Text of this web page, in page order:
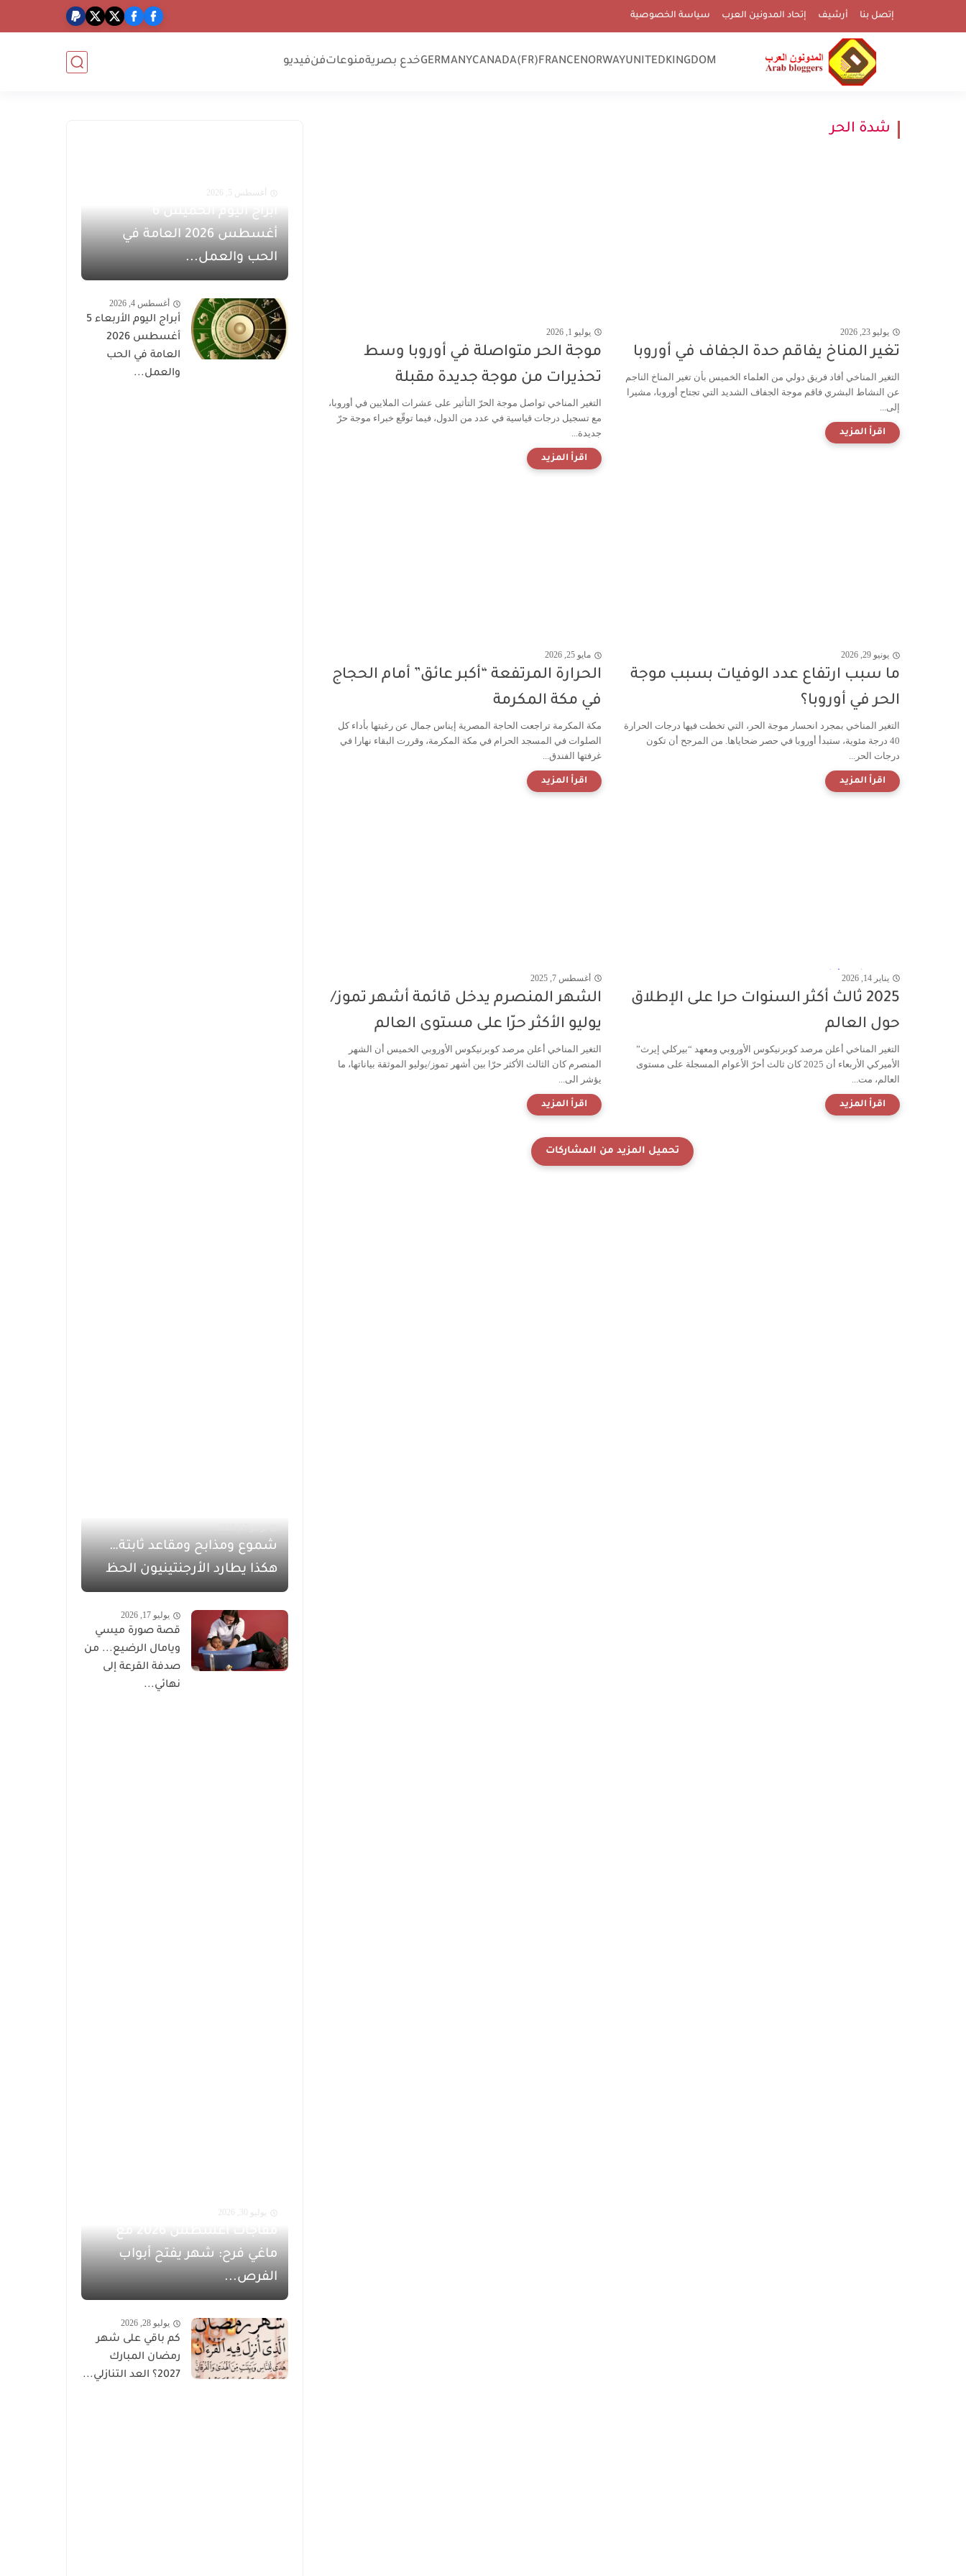
إتصل بنا أرشيف إتحاد المدونين العرب سياسة الخصوصية
UNITEDKINGDOM
NORWAY
FRANCE
CANADA(FR)
GERMANYخدع بصريةمنوعاتفنفيديو
شدة الحر
يوليو 23, 2026
تغير المناخ يفاقم حدة الجفاف في أوروبا
التغير المناخي أفاد فريق دولي من العلماء الخميس بأن تغير المناخ الناجم
عن النشاط البشري فاقم موجة الجفاف الشديد التي تجتاح أوروبا، مشيرا
إلى...
يوليو 1, 2026
موجة الحر متواصلة في أوروبا وسط
تحذيرات من موجة جديدة مقبلة
التغير المناخي تواصل موجة الحرّ التأثير على عشرات الملايين في أوروبا،
مع تسجيل درجات قياسية في عدد من الدول، فيما توقّع خبراء موجة حرّ
جديدة...
يونيو 29, 2026
ما سبب ارتفاع عدد الوفيات بسبب موجة
الحر في أوروبا؟
التغير المناخي بمجرد انحسار موجة الحر، التي تخطت فيها درجات الحرارة
40 درجة مئوية، ستبدأ أوروبا في حصر ضحاياها. من المرجح أن تكون
درجات الحر...
مايو 25, 2026
الحرارة المرتفعة “أكبر عائق” أمام الحجاج
في مكة المكرمة
مكة المكرمة تراجعت الحاجة المصرية إيناس جمال عن رغبتها بأداء كل
الصلوات في المسجد الحرام في مكة المكرمة، وقررت البقاء نهارا في
غرفتها الفندق...
يناير 14, 2026
2025 ثالث أكثر السنوات حرا على الإطلاق
حول العالم
التغير المناخي أعلن مرصد كوبرنيكوس الأوروبي ومعهد “بيركلي إيرث”
الأميركي الأربعاء أن 2025 كان ثالث أحرّ الأعوام المسجلة على مستوى
العالم، مت...
أغسطس 7, 2025
الشهر المنصرم يدخل قائمة أشهر تموز/
يوليو الأكثر حرّا على مستوى العالم
التغير المناخي أعلن مرصد كوبرنيكوس الأوروبي الخميس أن الشهر
المنصرم كان الثالث الأكثر حرّا بين أشهر تموز/يوليو الموثقة بياناتها، ما
يؤشر الى...
أغسطس 5, 2026
أبراج اليوم الخميس 6
أغسطس 2026 العامة في
الحب والعمل...
أغسطس 4, 2026
أبراج اليوم الأربعاء 5
أغسطس 2026
العامة في الحب
والعمل...
شموع ومذابح ومقاعد ثابتة…
هكذا يطارد الأرجنتينيون الحظ
يوليو 17, 2026
قصة صورة ميسي
ويامال الرضيع... من
صدفة القرعة إلى
نهائي...
يوليو 30, 2026
مفاجآت أغسطس 2026 مع
ماغي فرح: شهر يفتح أبواب
الفرص...
يوليو 28, 2026
كم باقي على شهر
رمضان المبارك
2027؟ العد التنازلي...